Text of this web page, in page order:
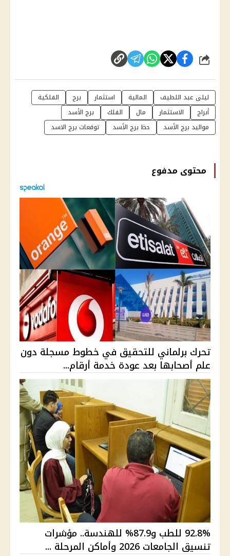
شارك
ليلى عبد اللطيف المالية استثمار برج
الفلكية
أبراج
الاستثمار مال الفلك
برج الأسد
مواليد برج الأسد
حظ برج الأسد توقعات برج الاسد
محتوى مدفوع
تحرك برلماني للتحقيق في خطوط مسجلة دون
علم أصحابها بعد عودة خدمة أرقام...
92.8% للطب و87.9% للهندسة.. مؤشرات
تنسيق الجامعات 2026 وأماكن المرحلة ...